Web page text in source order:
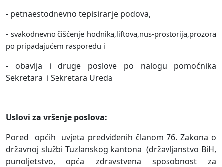
- petnaestodnevno tepisiranje podova,
- svakodnevno čišćenje hodnika,liftova,nus-prostorija,prozora
po pripadajućem rasporedu i
- obavlja i druge poslove po nalogu pomoćnika
Sekretara i Sekretara Ureda
Uslovi za vršenje poslova:
Pored
općih
uvjeta predviđenih članom 76. Zakona o
državnoj službi Tuzlanskog kantona (državljanstvo BiH,
punoljetstvo, opća zdravstvena sposobnost za